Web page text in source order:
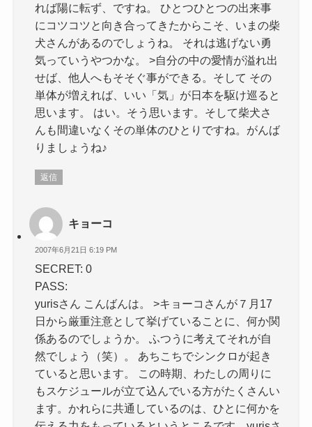
れば陽に転ず、ですね。 ひとつひとつの出来事
にコツコツと向き合ってきたからこそ、いまの柴
犬さんがあるのでしょうね。 それは逃げない勇
気っていうやつかな。 >自分の中の愛情が溢れ出
せば、他人へもそそぐ事ができる。そして その
単体が増えれば、いい「気」が日本を駆け巡ると
思います。 はい。そう思います。そして柴犬さ
んも間違いなくその単体のひとりですね。がんば
りましょうね♪
返信
キョーコ
2007年6月21日 6:19 PM
SECRET: 0
PASS:
yurisさん こんばんは。 >キョーコさんが７月17
日から厳重注意として挙げていることに、何か関
係あるのでしょうか。 ふつうに考えてそれが自
然でしょう（笑）。 あちこちでシンクロが起き
ていると思います。 この時期、わたしの周りに
もスケジュールが立て込んでいる方がたくさんい
ます。かれらに共通しているのは、ひとに何かを